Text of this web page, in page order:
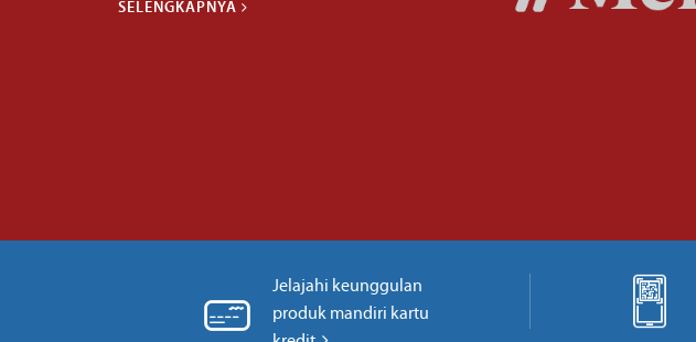
SELENGKAPNYA
Jelajahi keunggulan
produk mandiri kartu